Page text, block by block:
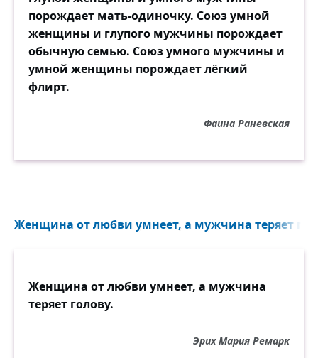
порождает мать-одиночку. Союз умной
женщины и глупого мужчины порождает
обычную семью. Союз умного мужчины и
умной женщины порождает лёгкий
флирт.
Фаина Раневская
Женщина от любви умнеет, а мужчина теряет
Женщина от любви умнеет, а мужчина
теряет голову.
Эрих Мария Ремарк